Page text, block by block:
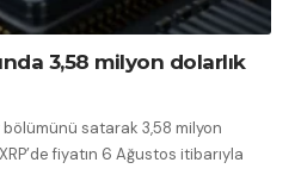
3,58 milyon dolarlık
bölümünü satarak 3,58 milyon
fiyatın 6 Ağustos itibarıyla